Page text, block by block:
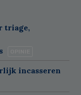
triage,
incasseren